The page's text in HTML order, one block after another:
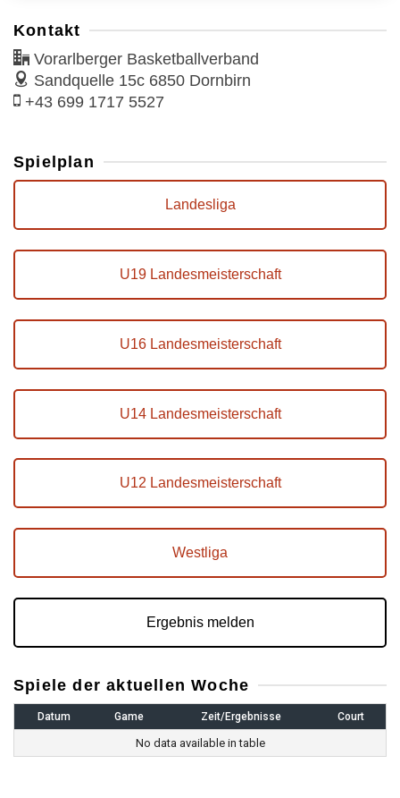
Kontakt
Vorarlberger Basketballverband
Sandquelle 15c 6850 Dornbirn
+43 699 1717 5527
Spielplan
Landesliga
U19 Landesmeisterschaft
U16 Landesmeisterschaft
U14 Landesmeisterschaft
U12 Landesmeisterschaft
Westliga
Ergebnis melden
Spiele der aktuellen Woche
Datum Game Zeit/Ergebnisse Court
No data available in table